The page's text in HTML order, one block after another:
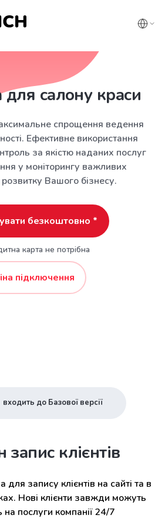
салону краси
спрощення ведення
Ефективне використання
за якістю наданих послуг
у моніторингу важливих
розвитку Вашого бізнесу.
безкоштовно *
карта не потрібна
підключення
входить до Базової версії
клієнтів
запису клієнтів на сайті та в
Нові клієнти завжди можуть
на послуги компанії 24/7